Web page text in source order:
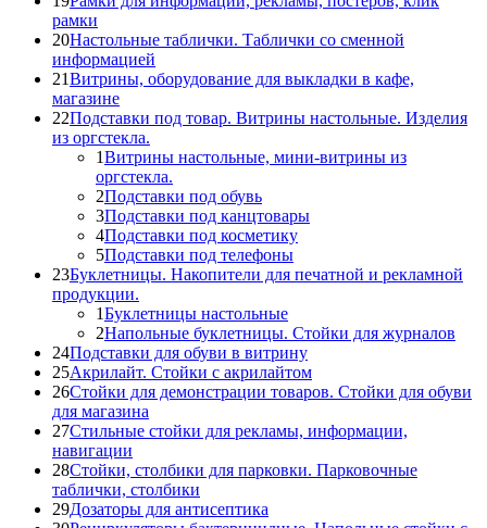
рамки
20Настольные таблички. Таблички со сменной
информацией
21Витрины, оборудование для выкладки в кафе,
магазине
22Подставки под товар. Витрины настольные. Изделия
из оргстекла.
1Витрины настольные, мини-витрины из
оргстекла.
2Подставки под обувь
3Подставки под канцтовары
4Подставки под косметику
5Подставки под телефоны
23Буклетницы. Накопители для печатной и рекламной
продукции.
1Буклетницы настольные
2Напольные буклетницы. Стойки для журналов
24Подставки для обуви в витрину
25Акрилайт. Стойки с акрилайтом
26Стойки для демонстрации товаров. Стойки для обуви
для магазина
27Стильные стойки для рекламы, информации,
навигации
28Стойки, столбики для парковки. Парковочные
таблички, столбики
29Дозаторы для антисептика